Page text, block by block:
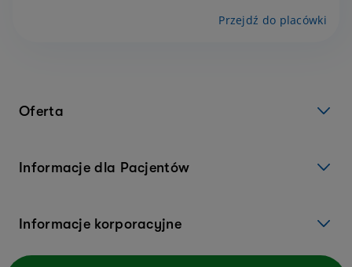
Przejdź do placówki
Oferta
Informacje dla Pacjentów
Informacje korporacyjne